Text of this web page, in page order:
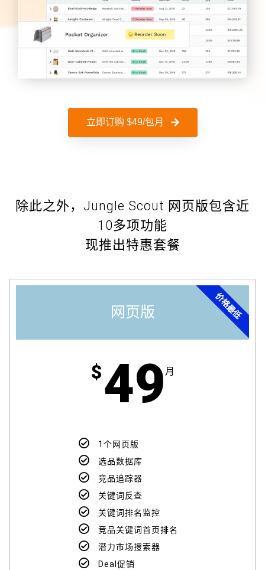
立即订购 $49/包月
除此之外，Jungle Scout 网页版包含近
10多项功能
现推出特惠套餐
网页版
$49​ 月
1个网页版
选品数据库
竞品追踪器
关键词反查
关键词排名监控
竞品关键词首页排名
潜力市场搜索器
Deal促销
价格最低